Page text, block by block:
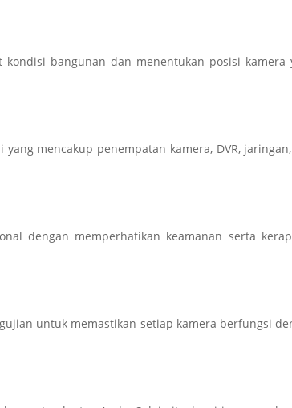
bangunan dan menentukan posisi kamera
mencakup penempatan kamera, DVR,
dengan memperhatikan keamanan serta
untuk memastikan setiap kamera berfungsi